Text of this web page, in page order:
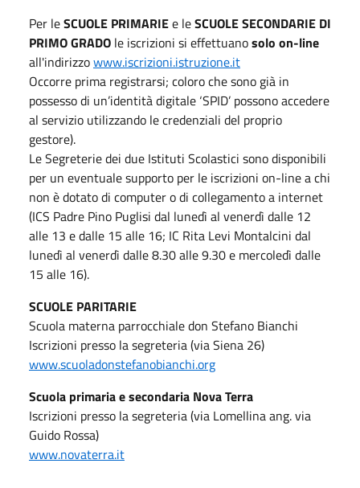
Per leSCUOLE PRIMARIEe leSCUOLE SECONDARIE DI
PRIMO GRADO le iscrizioni si effettuanosolo on-line
all'indirizzowww.iscrizioni.istruzione.it
Occorre prima registrarsi; coloro che sono già in
possesso di un’identità digitale ‘SPID’ possono accedere
al servizio utilizzando le credenziali del proprio
gestore).
Le Segreterie dei due Istituti Scolastici sono disponibili
per un eventuale supporto per le iscrizioni on-line a chi
non è dotato di computer o di collegamento a internet
(ICS Padre Pino Puglisi dal lunedì al venerdì dalle 12
alle 13 e dalle 15 alle 16; IC Rita Levi Montalcini dal
lunedì al venerdì dalle 8.30 alle 9.30 e mercoledì dalle
15 alle 16).
SCUOLE PARITARIE
Scuola materna parrocchiale don Stefano Bianchi
Iscrizioni presso la segreteria (via Siena 26)
www.scuoladonstefanobianchi.org
Scuola primaria e secondaria Nova Terra
Iscrizioni presso la segreteria (via Lomellina ang. via
Guido Rossa)
www.novaterra.it